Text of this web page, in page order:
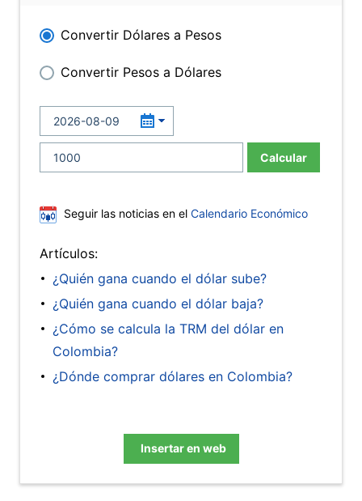
Convertir Dólares a Pesos
Convertir Pesos a Dólares
Calcular
Seguir las noticias en el Calendario Económico
Artículos:
¿Quién gana cuando el dólar sube?
¿Quién gana cuando el dólar baja?
¿Cómo se calcula la TRM del dólar en
Colombia?
¿Dónde comprar dólares en Colombia?
Insertar en web